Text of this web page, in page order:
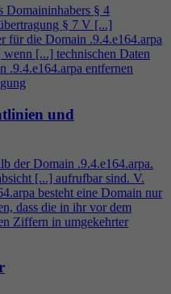
Domaininhabers § 4
§ 7 V [...]
für die Domain .9.4.e164.arpa
[...] technischen Daten
.9.4.e164.arpa entfernen
und
der Domain .9.4.e164.arpa.
[...] aufrufbar sind. V.
besteht eine Domain nur
dass die in ihr vor dem
Ziffern in umgekehrter